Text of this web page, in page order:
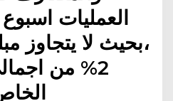
العمليات
،بحيث لا يتجاوز
2% من